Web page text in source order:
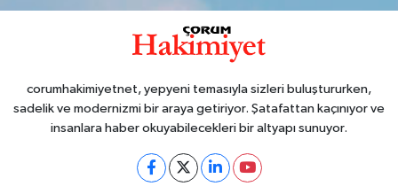
corumhakimiyetnet, yepyeni temasıyla sizleri buluştururken,
sadelik ve modernizmi bir araya getiriyor. Şatafattan kaçınıyor ve
insanlara haber okuyabilecekleri bir altyapı sunuyor.